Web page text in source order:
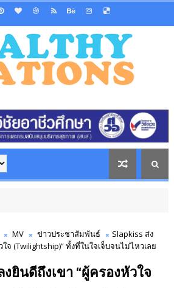
MV ข่าวประชาสัมพันธ์
Slapkiss ส่ง
จ (Twilightship)” ทั้งที่ในใจเจ็บจนไม่ไหวเลย
ยินดีถึงเขา “ผู้ครองหัวใจ